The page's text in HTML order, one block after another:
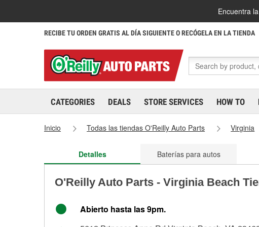
Encuentra
RECIBE TU ORDEN GRATIS AL DÍA SIGUIENTE O RECÓGELA EN LA TIENDA
CATEGORIES DEALS STORE SERVICES HOW TO
Inicio Todas las tiendas O'Reilly Auto Parts Virginia
Detalles Baterías para autos
O'Reilly Auto Parts - Virginia Beach
Abierto hasta las 9pm.